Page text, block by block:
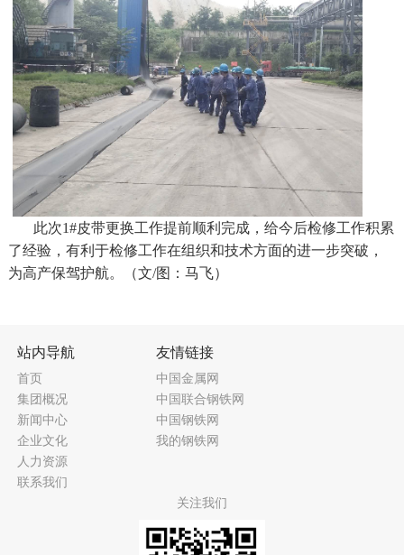
此次1#皮带更换工作提前顺利完成，给今后检修工作积累
了经验，有利于检修工作在组织和技术方面的进一步突破，
为高产保驾护航。（文/图：马飞）
站内导航
首页
集团概况
新闻中心
企业文化
人力资源
联系我们
友情链接
中国金属网
中国联合钢铁网
中国钢铁网
我的钢铁网
关注我们